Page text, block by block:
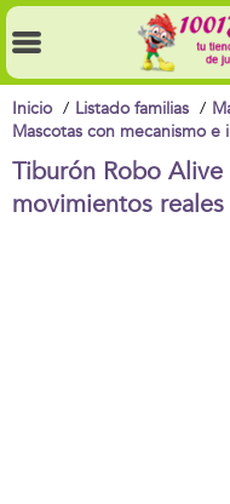
Inicio Listado familias
Mascotas con mecanismo e
Tiburón Robo
movimientos